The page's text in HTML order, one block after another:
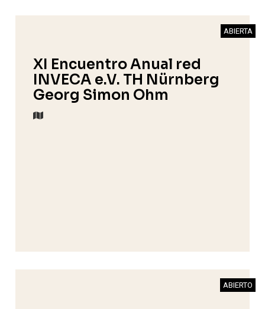
ABIERTA
XI Encuentro Anual red
INVECA e.V. TH Nürnberg
Georg Simon Ohm
ABIERTO